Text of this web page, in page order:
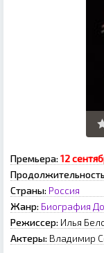
Премьера: 12
Страны: Россия
Жанр: Биография
Режиссер: Илья
Актеры: Владимир